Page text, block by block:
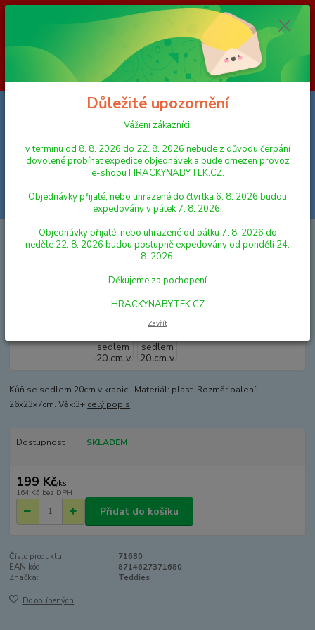
Vážení zákazníci, v termínu od 8. 8. 2026 do 23. 8. 2026 nebude z
důvodu čerpání dovolené probíhat expedice objednávek a bude omezen
provoz e-shopu HRACKYNABYTEK.CZ. Objednávky přijaté, nebo
uhrazené do čtvrtka 6. 8. 2026 budou expedovány v pátek 7. 8. 2026.
Objednávky přijaté, nebo uhrazené od pátku 7. 8. 2026 do neděle 23. 8.
2026 budou postupně expedovány od pondělí 24. 8. 2026. Děkujeme za
pochopení HRACKYNABYTEK.CZ
Menu
Hledat
FIGURKY A ZVÍŘÁTKA Kůň se sedlem 20 cm v krabici
Kůň se sedlem 20 cm v krabici
Kůň se sedlem 20cm v krabici. Materiál: plast. Rozměr balení:
26x23x7cm. Věk:3+ celý popis
Dostupnost SKLADEM
199 Kč/ks
164 Kč bez DPH
Přidat do košíku
Číslo produktu:
71680
EAN kód:
8714627371680
Značka:
Teddies
Do oblíbených
Důležité upozornění
Vážení zákazníci,
v termínu od 8. 8. 2026 do 22. 8. 2026 nebude z důvodu čerpání
dovolené probíhat expedice objednávek a bude omezen provoz
e-shopu HRACKYNABYTEK.CZ.
Objednávky přijaté, nebo uhrazené do čtvrtka 6. 8. 2026 budou
expedovány v pátek 7. 8. 2026.
Objednávky přijaté, nebo uhrazené od pátku 7. 8. 2026 do
neděle 22. 8. 2026 budou postupně expedovány od pondělí 24.
8. 2026.
Děkujeme za pochopení
HRACKYNABYTEK.CZ
Zavřít